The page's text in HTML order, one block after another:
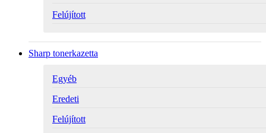
Felújított
Sharp tonerkazetta
Egyéb
Eredeti
Felújított